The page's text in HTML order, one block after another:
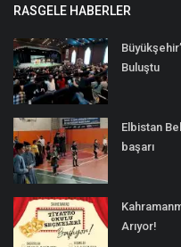
RASGELE HABERLER
Buluştu
Elbistan
başarı
Arıyor!